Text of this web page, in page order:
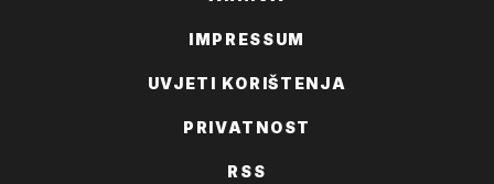
IMPRESSUM
UVJETI KORIŠTENJA
PRIVATNOST
RSS